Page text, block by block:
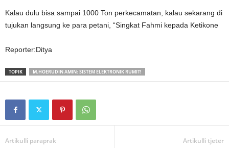
Kalau dulu bisa sampai 1000 Ton perkecamatan, kalau sekarang di
tujukan langsung ke para petani, “Singkat Fahmi kepada Ketikone
Reporter:Ditya
TOPIK M.HOERUDIN AMIN: SISTEM ELEKTRONIK RUMIT!
Artikulli paraprak Artikulli tjetër